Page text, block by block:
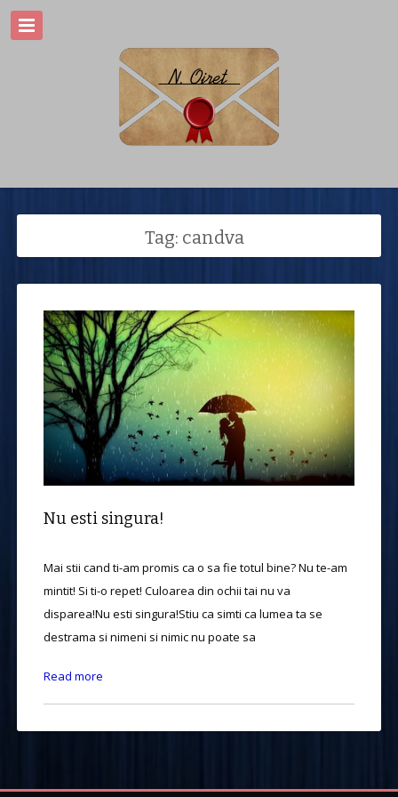
Tag: candva
Nu esti singura!
Mai stii cand ti-am promis ca o sa fie totul bine? Nu te-am
mintit! Si ti-o repet! Culoarea din ochii tai nu va
disparea!Nu esti singura!Stiu ca simti ca lumea ta se
destrama si nimeni si nimic nu poate sa
Read more